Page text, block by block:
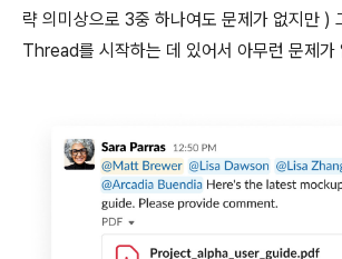
략 의미상으로 3중 하나여도 문제가 없지만 )
Thread를 시작하는 데 있어서 아무런 문제가